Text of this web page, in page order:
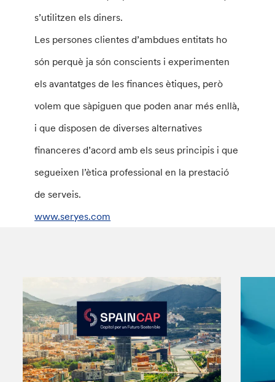
s’utilitzen els diners.
Les persones clientes d’ambdues entitats ho
són perquè ja són conscients i experimenten
els avantatges de les finances ètiques, però
volem que sàpiguen que poden anar més enllà,
i que disposen de diverses alternatives
financeres d’acord amb els seus principis i que
segueixen l’ètica professional en la prestació
de serveis.
www.seryes.com